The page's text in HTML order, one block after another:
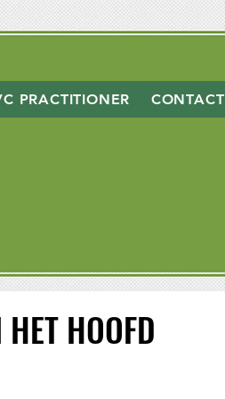
PRACTITIONER CONTACT
HOOFD
HOOFD